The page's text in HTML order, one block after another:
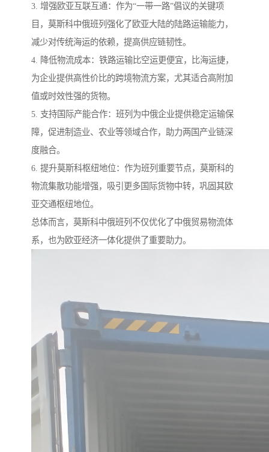
3. 增强欧亚互联互通：作为“一带一路”倡议的关键项
目，莫斯科中俄班列强化了欧亚大陆的陆路运输能力，
减少对传统海运的依赖，提高供应链韧性。
4. 降低物流成本：铁路运输比空运更便宜，比海运捷，
为企业提供高性价比的跨境物流方案，尤其适合高附加
值或时效性强的货物。
5. 支持国际产能合作：班列为中俄企业提供稳定运输保
障，促进制造业、农业等领域合作，助力两国产业链深
度融合。
6. 提升莫斯科枢纽地位：作为班列重要节点，莫斯科的
物流集散功能增强，吸引更多国际货物中转，巩固其欧
亚交通枢纽地位。
总体而言，莫斯科中俄班列不仅优化了中俄贸易物流体
系，也为欧亚经济一体化提供了重要助力。